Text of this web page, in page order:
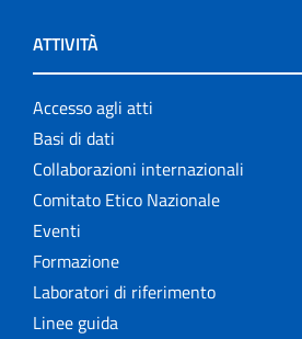
ATTIVITÀ
Accesso agli atti
Basi di dati
Collaborazioni internazionali
Comitato Etico Nazionale
Eventi
Formazione
Laboratori di riferimento
Linee guida